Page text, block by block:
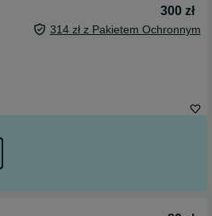
300 zł
314 zł z Pakietem Ochronnym